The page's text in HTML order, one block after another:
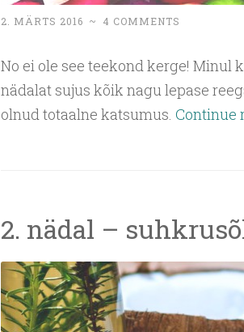
2. MÄRTS 2016 ~ 4 COMMENTS
No ei ole see teekond kerge! Minul
nädalat sujus kõik nagu lepase
olnud totaalne katsumus. Continue
2. nädal –